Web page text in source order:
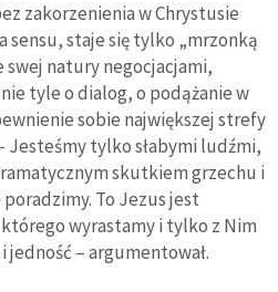
zakorzenienia w Chrystusie
sensu, staje się tylko „mrzonką
natury negocjacjami,
tyle o dialog, o podążanie w
sobie największej strefy
Jesteśmy tylko słabymi ludźmi,
skutkiem grzechu i
To Jezus jest
wyrastamy i tylko z Nim
jedność – argumentował.